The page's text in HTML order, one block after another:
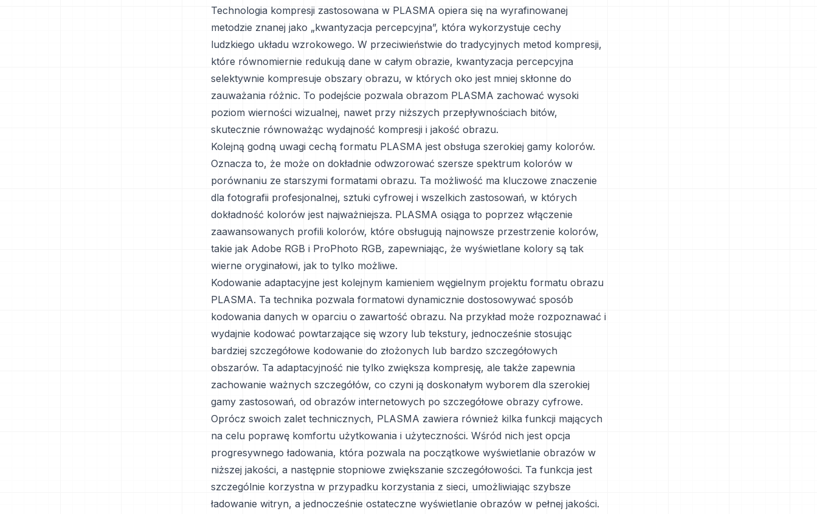
Technologia kompresji zastosowana w PLASMA opiera się na wyrafinowanej
metodzie znanej jako „kwantyzacja percepcyjna”, która wykorzystuje cechy
ludzkiego układu wzrokowego. W przeciwieństwie do tradycyjnych metod kompresji,
które równomiernie redukują dane w całym obrazie, kwantyzacja percepcyjna
selektywnie kompresuje obszary obrazu, w których oko jest mniej skłonne do
zauważania różnic. To podejście pozwala obrazom PLASMA zachować wysoki
poziom wierności wizualnej, nawet przy niższych przepływnościach bitów,
skutecznie równoważąc wydajność kompresji i jakość obrazu.
Kolejną godną uwagi cechą formatu PLASMA jest obsługa szerokiej gamy kolorów.
Oznacza to, że może on dokładnie odwzorować szersze spektrum kolorów w
porównaniu ze starszymi formatami obrazu. Ta możliwość ma kluczowe znaczenie
dla fotografii profesjonalnej, sztuki cyfrowej i wszelkich zastosowań, w których
dokładność kolorów jest najważniejsza. PLASMA osiąga to poprzez włączenie
zaawansowanych profili kolorów, które obsługują najnowsze przestrzenie kolorów,
takie jak Adobe RGB i ProPhoto RGB, zapewniając, że wyświetlane kolory są tak
wierne oryginałowi, jak to tylko możliwe.
Kodowanie adaptacyjne jest kolejnym kamieniem węgielnym projektu formatu obrazu
PLASMA. Ta technika pozwala formatowi dynamicznie dostosowywać sposób
kodowania danych w oparciu o zawartość obrazu. Na przykład może rozpoznawać i
wydajnie kodować powtarzające się wzory lub tekstury, jednocześnie stosując
bardziej szczegółowe kodowanie do złożonych lub bardzo szczegółowych
obszarów. Ta adaptacyjność nie tylko zwiększa kompresję, ale także zapewnia
zachowanie ważnych szczegółów, co czyni ją doskonałym wyborem dla szerokiej
gamy zastosowań, od obrazów internetowych po szczegółowe obrazy cyfrowe.
Oprócz swoich zalet technicznych, PLASMA zawiera również kilka funkcji mających
na celu poprawę komfortu użytkowania i użyteczności. Wśród nich jest opcja
progresywnego ładowania, która pozwala na początkowe wyświetlanie obrazów w
niższej jakości, a następnie stopniowe zwiększanie szczegółowości. Ta funkcja jest
szczególnie korzystna w przypadku korzystania z sieci, umożliwiając szybsze
ładowanie witryn, a jednocześnie ostateczne wyświetlanie obrazów w pełnej jakości.